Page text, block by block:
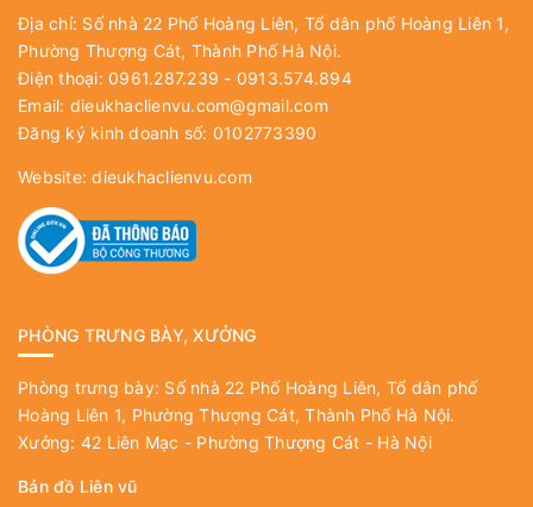
Địa chỉ: Số nhà 22 Phố Hoàng Liên, Tổ dân phố Hoàng Liên 1,
Phường Thượng Cát, Thành Phố Hà Nội.
Điện thoại: 0961.287.239 - 0913.574.894
Email: dieukhaclienvu.com@gmail.com
Đăng ký kinh doanh số: 0102773390
Website:dieukhaclienvu.com
PHÒNG TRƯNG BÀY, XƯỞNG
Phòng trưng bày: Số nhà 22 Phố Hoàng Liên, Tổ dân phố
Hoàng Liên 1, Phường Thượng Cát, Thành Phố Hà Nội.
Xưởng: 42 Liên Mạc - Phường Thượng Cát - Hà Nội
Bản đồ Liên vũ